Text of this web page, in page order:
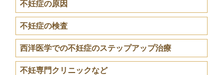
不妊症の原因
不妊症の検査
西洋医学での不妊症のステップアップ治療
不妊専門クリニックなど